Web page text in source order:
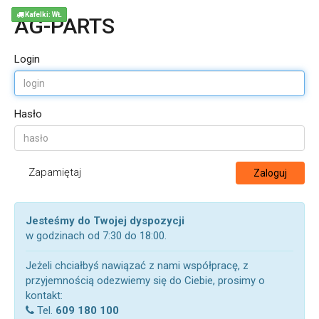
AG-PARTS
Login
Hasło
Zapamiętaj Zaloguj
Jesteśmy do Twojej dyspozycji
w godzinach od 7:30 do 18:00.
Jeżeli chciałbyś nawiązać z nami współpracę, z
przyjemnością odezwiemy się do Ciebie, prosimy o
kontakt:
Tel. 609 180 100
Kafelki: WŁ